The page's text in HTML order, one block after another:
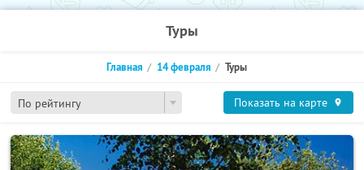
Туры
По рейтингу
Главная 14 февраля Туры
Показать на карте